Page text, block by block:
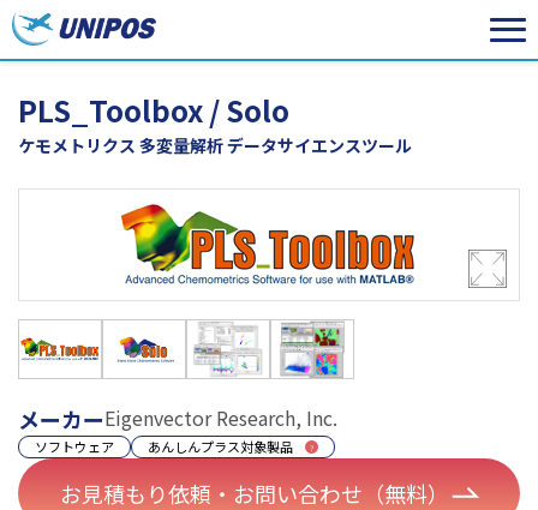
PLS_Toolbox / Solo
ケモメトリクス 多変量解析 データサイエンスツール
メーカーEigenvector Research, Inc.
ソフトウェア あんしんプラス対象製品
お見積もり依頼・お問い合わせ（無料）